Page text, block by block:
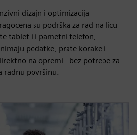
dizajn i optimizacija
su podrška za rad na licu
tablet ili pametni telefon,
podatke, prate korake i
na opremi - bez potrebe za
radnu površinu.